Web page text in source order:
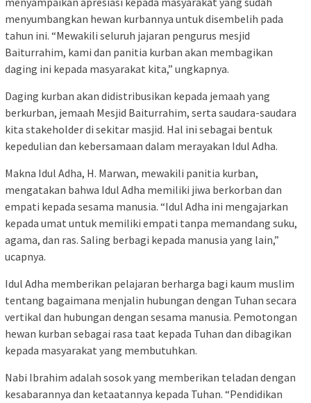
menyumbangkan hewan kurbannya untuk disembelih pada
tahun ini. “Mewakili seluruh jajaran pengurus mesjid
Baiturrahim, kami dan panitia kurban akan membagikan
daging ini kepada masyarakat kita,” ungkapnya.
Daging kurban akan didistribusikan kepada jemaah yang
berkurban, jemaah Mesjid Baiturrahim, serta saudara-saudara
kita stakeholder di sekitar masjid. Hal ini sebagai bentuk
kepedulian dan kebersamaan dalam merayakan Idul Adha.
Makna Idul Adha, H. Marwan, mewakili panitia kurban,
mengatakan bahwa Idul Adha memiliki jiwa berkorban dan
empati kepada sesama manusia. “Idul Adha ini mengajarkan
kepada umat untuk memiliki empati tanpa memandang suku,
agama, dan ras. Saling berbagi kepada manusia yang lain,”
ucapnya.
Idul Adha memberikan pelajaran berharga bagi kaum muslim
tentang bagaimana menjalin hubungan dengan Tuhan secara
vertikal dan hubungan dengan sesama manusia. Pemotongan
hewan kurban sebagai rasa taat kepada Tuhan dan dibagikan
kepada masyarakat yang membutuhkan.
Nabi Ibrahim adalah sosok yang memberikan teladan dengan
kesabarannya dan ketaatannya kepada Tuhan. “Pendidikan